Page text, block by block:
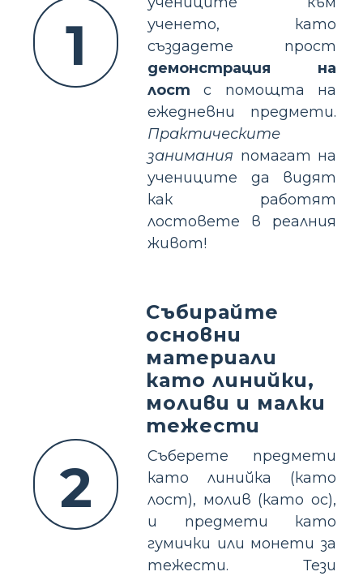
1
ученето, като
създадете прост
демонстрация на
лост с помощта на
ежедневни предмети.
Практическите
занимания помагат на
учениците да видят
как работят
лостовете в реалния
живот!
2
Събирайте
основни
материали
като линийки,
моливи и малки
тежести
Съберете предмети
като линийка (като
лост), молив (като ос),
и предмети като
гумички или монети за
тежести. Тези